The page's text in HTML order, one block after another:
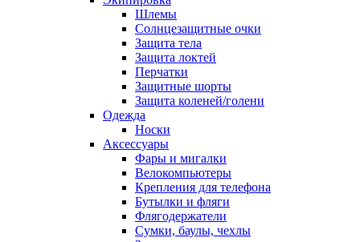
Шлемы
Солнцезащитные очки
Защита тела
Защита локтей
Перчатки
Защитные шорты
Защита коленей/голени
Одежда
Носки
Аксессуары
Фары и мигалки
Велокомпьютеры
Крепления для телефона
Бутылки и фляги
Флягодержатели
Сумки, баулы, чехлы